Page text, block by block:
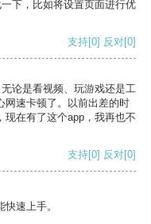
下，比如将设置页面进行优
支持[0] 反对[0]
论是看视频、玩游戏还是工
网速卡顿了。以前出差的时
在有了这个app，我再也不
支持[0] 反对[0]
速上手。